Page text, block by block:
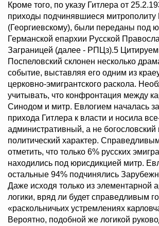
Кроме того, по указу Гитлера от
приходы подчинявшиеся митрополиту
(Георгиевскому), были переданы под
Германской епархии Русской
Заграницей (далее - РПЦз).5
Поспеловский склонен несколько
событие, выставляя его одним из
церковно-эмигрантского раскола.
учитывать, что конфронтация между
Синодом и митр. Евлогием началась
прихода Гитлера к власти и носила
административный, а не богословский
политический характер.
отметить, что только 6% русских
находились под юрисдикцией митр.
остальные 94% подчинялись
Даже исходя только из элементарной
логики, вряд ли будет справедливым
«раскольничьих устремлениях
Вероятно, подобной же логикой